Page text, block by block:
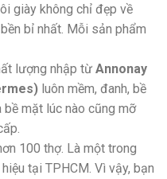
giày không chỉ đẹp về
bỉ nhất. Mỗi sản phẩm
lượng nhập từ Annonay
luôn mềm, đanh, bề
mặt lúc nào cũng mỡ
100 thợ. Là một trong
tại TPHCM. Vì vậy, bạn